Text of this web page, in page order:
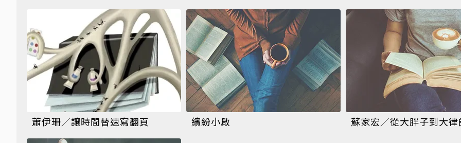
蕭伊珊／讓時間替速寫翻頁 繽紛小啟 蘇家宏／從大胖子到大律